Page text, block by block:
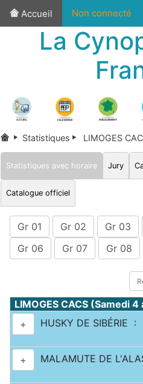
Accueil Non connecté
La
Statistiques LIMOGES
Statistiques avec horaire Jury
Catalogue officiel
Gr 01 Gr 02 Gr 03
Gr 06
Gr 07 Gr 08
LIMOGES CACS
+
HUSKY DE SIBÉRIE
+ MALAMUTE DE